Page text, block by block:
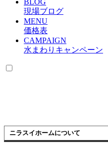
現場ブログ
MENU
価格表
CAMPAIGN
水まわりキャンペーン
ニラスイホームについて